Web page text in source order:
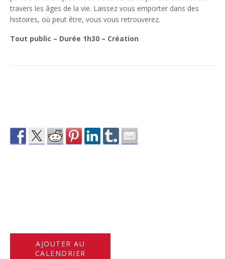
travers les âges de la vie. Laissez vous emporter dans des
histoires, où peut être, vous vous retrouverez.
Tout public – Durée 1h30 – Création
AJOUTER AU
CALENDRIER